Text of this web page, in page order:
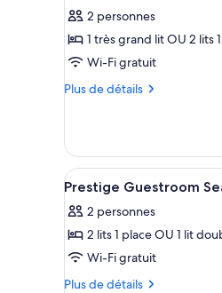
de
chambre :
Superior
Guestroom
2 personnes
1 très grand lit OU 2 lits
Wi-Fi gratuit
Plus de détails
Plus
le
type
de
chambre
Superior
Guestroom
View
Afficher
toutes
les
photos
pour
ce
3
Prestige Guestroom
2 personnes
2 lits 1 place OU 1 lit
Wi-Fi gratuit
Plus de détails
Plus